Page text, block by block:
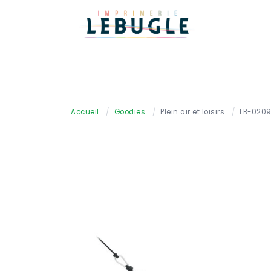
Accueil / Goodies / Plein air et loisirs / LB-